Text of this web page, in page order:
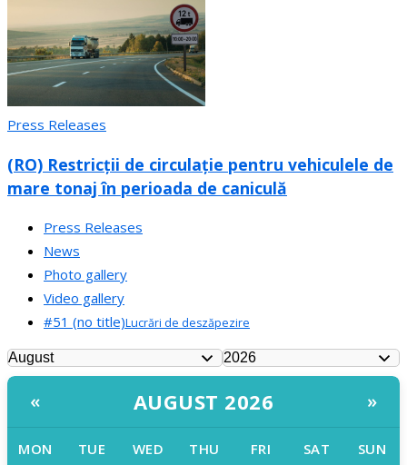
Press Releases
(RO) Restricții de circulație pentru vehiculele de
mare tonaj în perioada de caniculă
Press Releases
News
Photo gallery
Video gallery
#51 (no title)Lucrări de deszăpezire
« AUGUST 2026 »
MON TUE WED THU FRI SAT SUN